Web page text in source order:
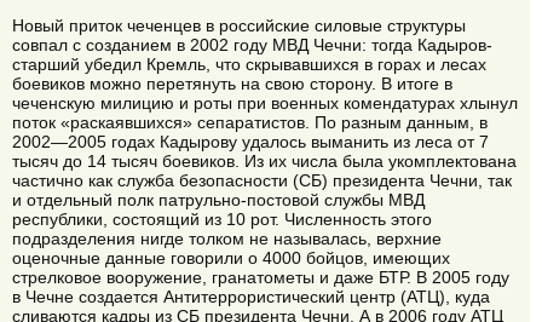
Новый приток чеченцев в российские силовые структуры
совпал с созданием в 2002 году МВД Чечни: тогда Кадыров-
старший убедил Кремль, что скрывавшихся в горах и лесах
боевиков можно перетянуть на свою сторону. В итоге в
чеченскую милицию и роты при военных комендатурах хлынул
поток «раскаявшихся» сепаратистов. По разным данным, в
2002—2005 годах Кадырову удалось выманить из леса от 7
тысяч до 14 тысяч боевиков. Из их числа была укомплектована
частично как служба безопасности (СБ) президента Чечни, так
и отдельный полк патрульно-постовой службы МВД
республики, состоящий из 10 рот. Численность этого
подразделения нигде толком не называлась, верхние
оценочные данные говорили о 4000 бойцов, имеющих
стрелковое вооружение, гранатометы и даже БТР. В 2005 году
в Чечне создается Антитеррористический центр (АТЦ), куда
сливаются кадры из СБ президента Чечни. А в 2006 году АТЦ